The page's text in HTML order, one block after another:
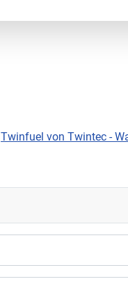
Twinfuel von Twintec -